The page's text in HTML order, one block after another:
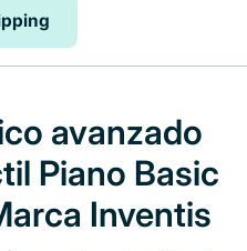
avanzado
Piano Basic
Inventis